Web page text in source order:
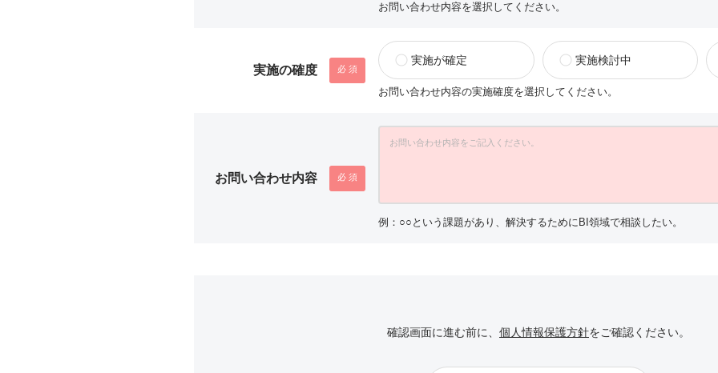
お問い合わせ内容を選択してください。
実施の確度
実施が確定 実施検討中
お問い合わせ内容の実施確度を選択してください。
お問い合わせ内容
例：○○という課題があり、解決するためにBI領域で相談したい。
確認画面に進む前に、 個人情報保護方針をご確認ください。